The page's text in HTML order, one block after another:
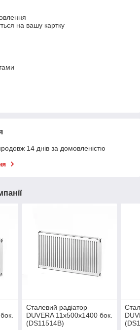
на вашу картку
14 днів за домовленістю
Сталевий радіатор
DUVERA 11х500х1400 бок.
(DS11514B)